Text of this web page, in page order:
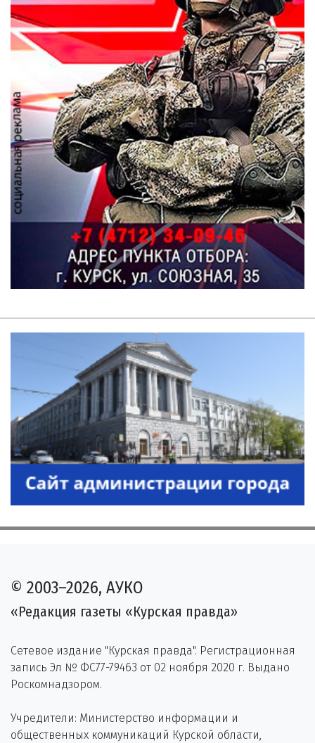
© 2003–2026, АУКО
«Редакция газеты «Курская правда»
Сетевое издание "Курская правда". Регистрационная
запись Эл № ФС77-79463 от 02 ноября 2020 г. Выдано
Роскомнадзором.
Учредители: Министерство информации и
общественных коммуникаций Курской области,